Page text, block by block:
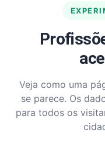
Veja como uma
se parece. Os
para todos os